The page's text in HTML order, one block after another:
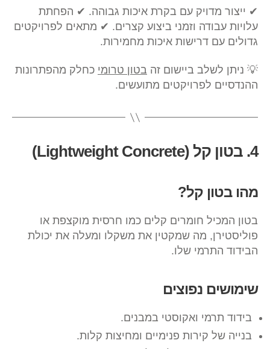
✔ ייצור מדויק עם בקרת איכות גבוהה. ✔ הפחתת
עלויות עבודה וזמני ביצוע קצרים. ✔ מתאים לפרויקטים
גדולים עם דרישות איכות מחמירות.
💡 ניתן לשלב ביישום זה בטון טרומי כחלק מהפתרונות
ההנדסיים לפרויקטים מתועשים.
4. בטון קל (Lightweight Concrete)
מהו בטון קל?
בטון המכיל חומרים קלים כמו חרסית מוקצפת או
פוליסטירן, מה שמקטין את משקלו ומעלה את יכולת
הבידוד התרמי שלו.
שימושים נפוצים
בידוד תרמי ואקוסטי במבנים.
בנייה של קירות פנימיים ומחיצות קלות.